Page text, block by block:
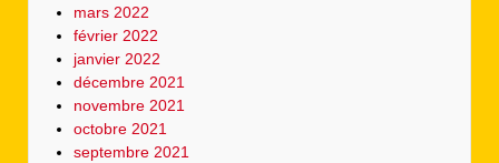
mars 2022
février 2022
janvier 2022
décembre 2021
novembre 2021
octobre 2021
septembre 2021